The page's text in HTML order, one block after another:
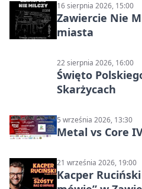
16 sierpnia 2026, 15:00
Zawiercie Nie
miasta
22 sierpnia 2026, 16:00
Święto
Skarżycach
5 września 2026, 13:30
Metal vs Core
21 września 2026, 19:00
Kacper